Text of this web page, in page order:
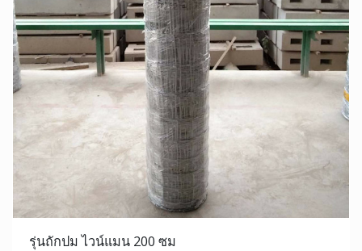
รุ่นถักปม ไวน์แมน 200 ซม